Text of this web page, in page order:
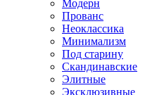
Модерн
Прованс
Неоклассика
Минимализм
Под старину
Скандинавские
Элитные
Эксклюзивные